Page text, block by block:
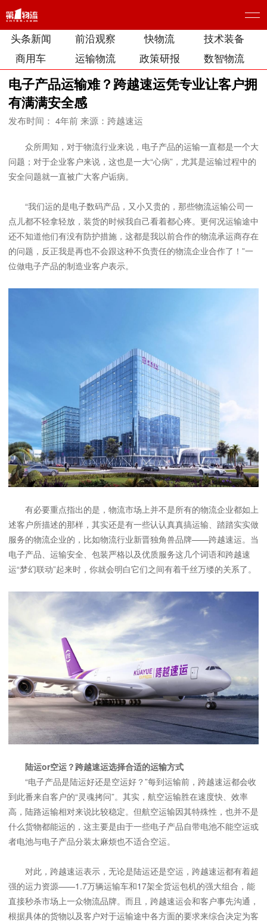
头条新闻 前沿观察 快物流
技术装备
商用车
运输物流 政策研报 数智物流
电子产品运输难？跨越速运凭专业让客户拥
有满满安全感
发布时间： 4年前来源：跨越速运
众所周知，对于物流行业来说，电子产品的运输一直都是一个大
问题；对于企业客户来说，这也是一大“心病”，尤其是运输过程中的
安全问题就一直被广大客户诟病。
“我们运的是电子数码产品，又小又贵的，那些物流运输公司一
点儿都不轻拿轻放，装货的时候我自己看着都心疼。更何况运输途中
还不知道他们有没有防护措施，这都是我以前合作的物流承运商存在
的问题，反正我是再也不会跟这种不负责任的物流企业合作了！”一
位做电子产品的制造业客户表示。
有必要重点指出的是，物流市场上并不是所有的物流企业都如上
述客户所描述的那样，其实还是有一些认认真真搞运输、踏踏实实做
服务的物流企业的，比如物流行业新晋独角兽品牌——跨越速运。当
电子产品、运输安全、包装严格以及优质服务这几个词语和跨越速
运“梦幻联动”起来时，你就会明白它们之间有着千丝万缕的关系了。
陆运or空运？跨越速运选择合适的运输方式
“电子产品是陆运好还是空运好？”每到运输前，跨越速运都会收
到此番来自客户的“灵魂拷问”。其实，航空运输胜在速度快、效率
高，陆路运输相对来说比较稳定。但航空运输因其特殊性，也并不是
什么货物都能运的，这主要是由于一些电子产品自带电池不能空运或
者电池与电子产品分装太麻烦也不适合空运。
对此，跨越速运表示，无论是陆运还是空运，跨越速运都有着超
强的运力资源——1.7万辆运输车和17架全货运包机的强大组合，能
直接秒杀市场上一众物流品牌。而且，跨越速运会和客户事先沟通，
根据具体的货物以及客户对于运输途中各方面的要求来综合决定为客